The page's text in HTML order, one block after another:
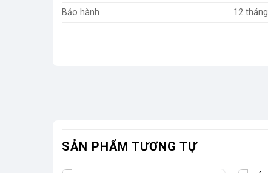
Bảo hành
12 tháng
SẢN PHẨM TƯƠNG TỰ